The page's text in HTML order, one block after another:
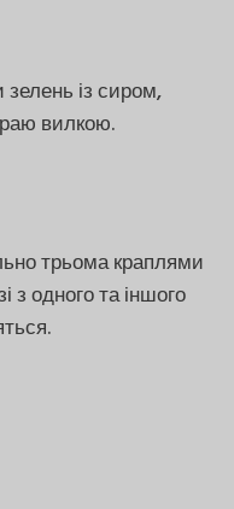
із сиром,
вилкою.
трьома краплями
з одного та іншого